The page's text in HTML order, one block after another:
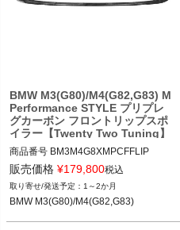
BMW M3(G80)/M4(G82,G83) M
Performance STYLE プリプレ
グカーボン フロントリップスポ
イラー【Twenty Two Tuning】
商品番号 BM3M4G8XMPCFFLIP
BM3M4G8xMPCFFLIP
PERFORMANCE STYLE CARBON FI
BRE FRONT LIP SPOILER"
販売価格 ¥179,800税込
1～2か月
BMW M3(G80)/M4(G82,G83)